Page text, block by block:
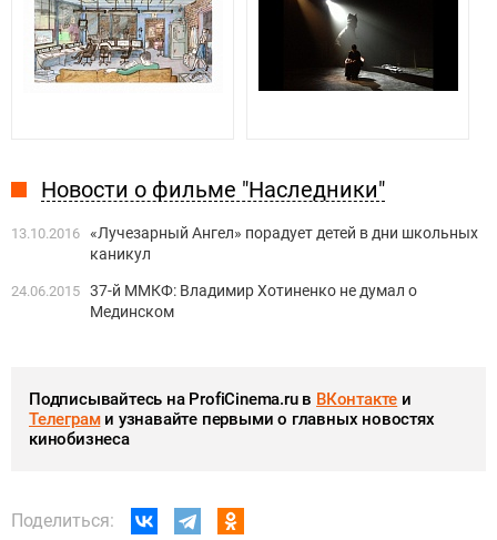
Новости о фильме "Наследники"
13.10.2016 «Лучезарный Ангел» порадует детей в дни школьных
каникул
24.06.2015 37-й ММКФ: Владимир Хотиненко не думал о
Мединском
Подписывайтесь на ProfiCinema.ru в ВКонтакте и
Телеграми узнавайте первыми о главных новостях
кинобизнеса
Поделиться: